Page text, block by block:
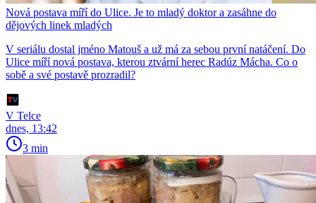
Nová postava míří do Ulice. Je to mladý doktor a zasáhne do
dějových linek mladých
V seriálu dostal jméno Matouš a už má za sebou první natáčení. Do
Ulice míří nová postava, kterou ztvární herec Radúz Mácha. Co o
sobě a své postavě prozradil?
V Telce
dnes, 13:42
3 min